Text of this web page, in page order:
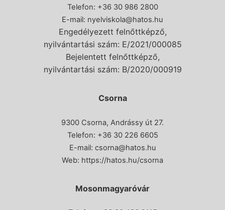
Telefon: +36 30 986 2800
E-mail: nyelviskola@hatos.hu
Engedélyezett felnőttképző,
nyilvántartási szám: E/2021/000085
Bejelentett felnőttképző,
nyilvántartási szám: B/2020/000919
Csorna
9300 Csorna, Andrássy út 27.
Telefon: +36 30 226 6605
E-mail: csorna@hatos.hu
Web: https://hatos.hu/csorna
Mosonmagyaróvár